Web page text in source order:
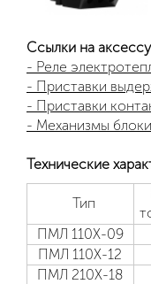
Ссылки на
- Реле
- Приставки
- Приставки
- Механизмы
Технические
Тип
ПМЛ 110Х-09
ПМЛ 110Х-12
ПМЛ 210Х-18